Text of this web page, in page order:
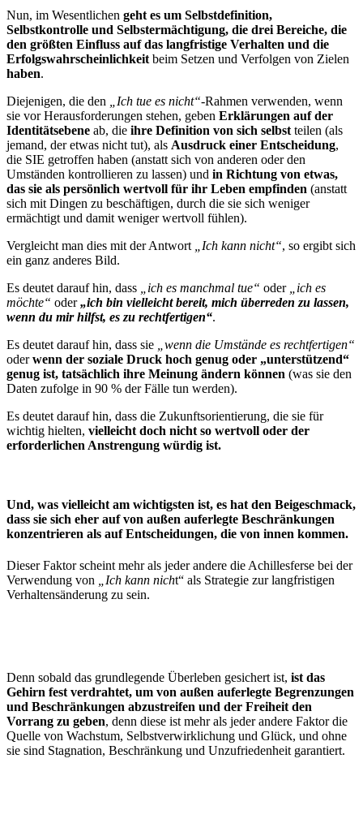
Nun, im Wesentlichen geht es um Selbstdefinition,
Selbstkontrolle und Selbstermächtigung, die drei Bereiche, die
den größten Einfluss auf das langfristige Verhalten und die
Erfolgswahrscheinlichkeit beim Setzen und Verfolgen von Zielen
haben.
Diejenigen, die den
„Ich tue es nicht“-Rahmen verwenden, wenn
sie vor Herausforderungen stehen, geben Erklärungen auf der
Identitätsebene ab, die ihre Definition von sich selbst teilen (als
jemand, der etwas nicht tut), als Ausdruck einer Entscheidung,
die SIE getroffen haben (anstatt sich von anderen oder den
Umständen kontrollieren zu lassen) und in Richtung von etwas,
das sie als persönlich wertvoll für ihr Leben empfinden (anstatt
sich mit Dingen zu beschäftigen, durch die sie sich weniger
ermächtigt und damit weniger wertvoll fühlen).
Vergleicht man dies mit der Antwort
„Ich kann nicht“, so ergibt sich
ein ganz anderes Bild.
Es deutet darauf hin, dass
„ich es manchmal tue“ oder
„ich es
möchte“ oder„ich bin vielleicht bereit, mich überreden zu lassen,
wenn du mir hilfst, es zu rechtfertigen“.
Es deutet darauf hin, dass sie
„wenn die Umstände es rechtfertigen“
oderwenn der soziale Druck hoch genug oder „unterstützend“
genug ist, tatsächlich ihre Meinung ändern können (was sie den
Daten zufolge in 90 % der Fälle tun werden).
Es deutet darauf hin, dass die Zukunftsorientierung, die sie für
wichtig hielten, vielleicht doch nicht so wertvoll oder der
erforderlichen Anstrengung würdig ist.
Und, was vielleicht am wichtigsten ist, es hat den Beigeschmack,
dass sie sich eher auf von außen auferlegte Beschränkungen
konzentrieren als auf Entscheidungen, die von innen kommen.
Dieser Faktor scheint mehr als jeder andere die Achillesferse bei der
Verwendung von
„Ich kann nicht“ als Strategie zur langfristigen
Verhaltensänderung zu sein.
Denn sobald das grundlegende Überleben gesichert ist, ist das
Gehirn fest verdrahtet, um von außen auferlegte Begrenzungen
und Beschränkungen abzustreifen und der Freiheit den
Vorrang zu geben, denn diese ist mehr als jeder andere Faktor die
Quelle von Wachstum, Selbstverwirklichung und Glück, und ohne
sie sind Stagnation, Beschränkung und Unzufriedenheit garantiert.